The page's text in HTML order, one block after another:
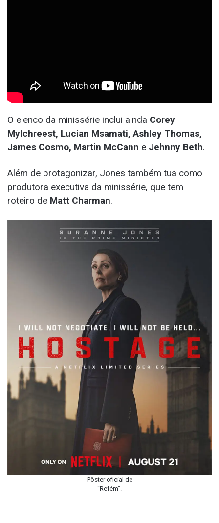
O elenco da minissérie inclui ainda Corey
Mylchreest, Lucian Msamati, Ashley Thomas,
James Cosmo, Martin McCann e Jehnny Beth.
Além de protagonizar, Jones também tua como
produtora executiva da minissérie, que tem
roteiro de Matt Charman.
Pôster oficial de
“Refém”.